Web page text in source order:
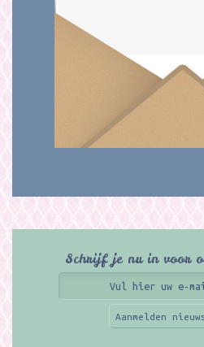
Schrijf je nu in voor
Aanmelden